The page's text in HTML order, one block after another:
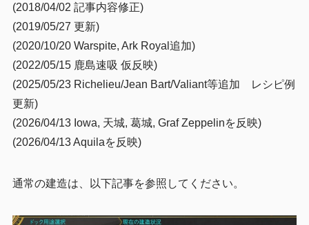
(2018/04/02 記事内容修正)
(2019/05/27 更新)
(2020/10/20 Warspite, Ark Royal追加)
(2022/05/15 鹿島速吸 仮反映)
(2025/05/23 Richelieu/Jean Bart/Valiant等追加 レシピ例
更新)
(2026/04/13 Iowa, 天城, 葛城, Graf Zeppelinを反映)
(2026/04/13 Aquilaを反映)
通常の建造は、以下記事を参照してください。
2.3 中型テーブル
3 その他注意点
3.1 基本的にはギャンブル
4 まとめ